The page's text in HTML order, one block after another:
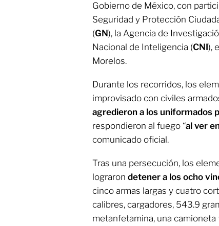
Gobierno de México, con
Seguridad y Protección
(GN), la Agencia de
Nacional de Inteligencia (CNI),
Morelos.
Durante los recorridos, los
improvisado con civiles
agredieron a los uniformados
respondieron al fuego “al ver
comunicado oficial.
Tras una persecución, los
lograron detener a los ocho
cinco armas largas y cuatro
calibres, cargadores, 543.9
metanfetamina, una